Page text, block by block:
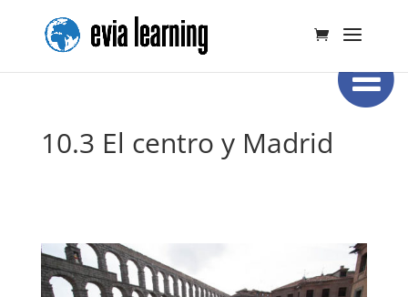
10.3 El centro y Madrid